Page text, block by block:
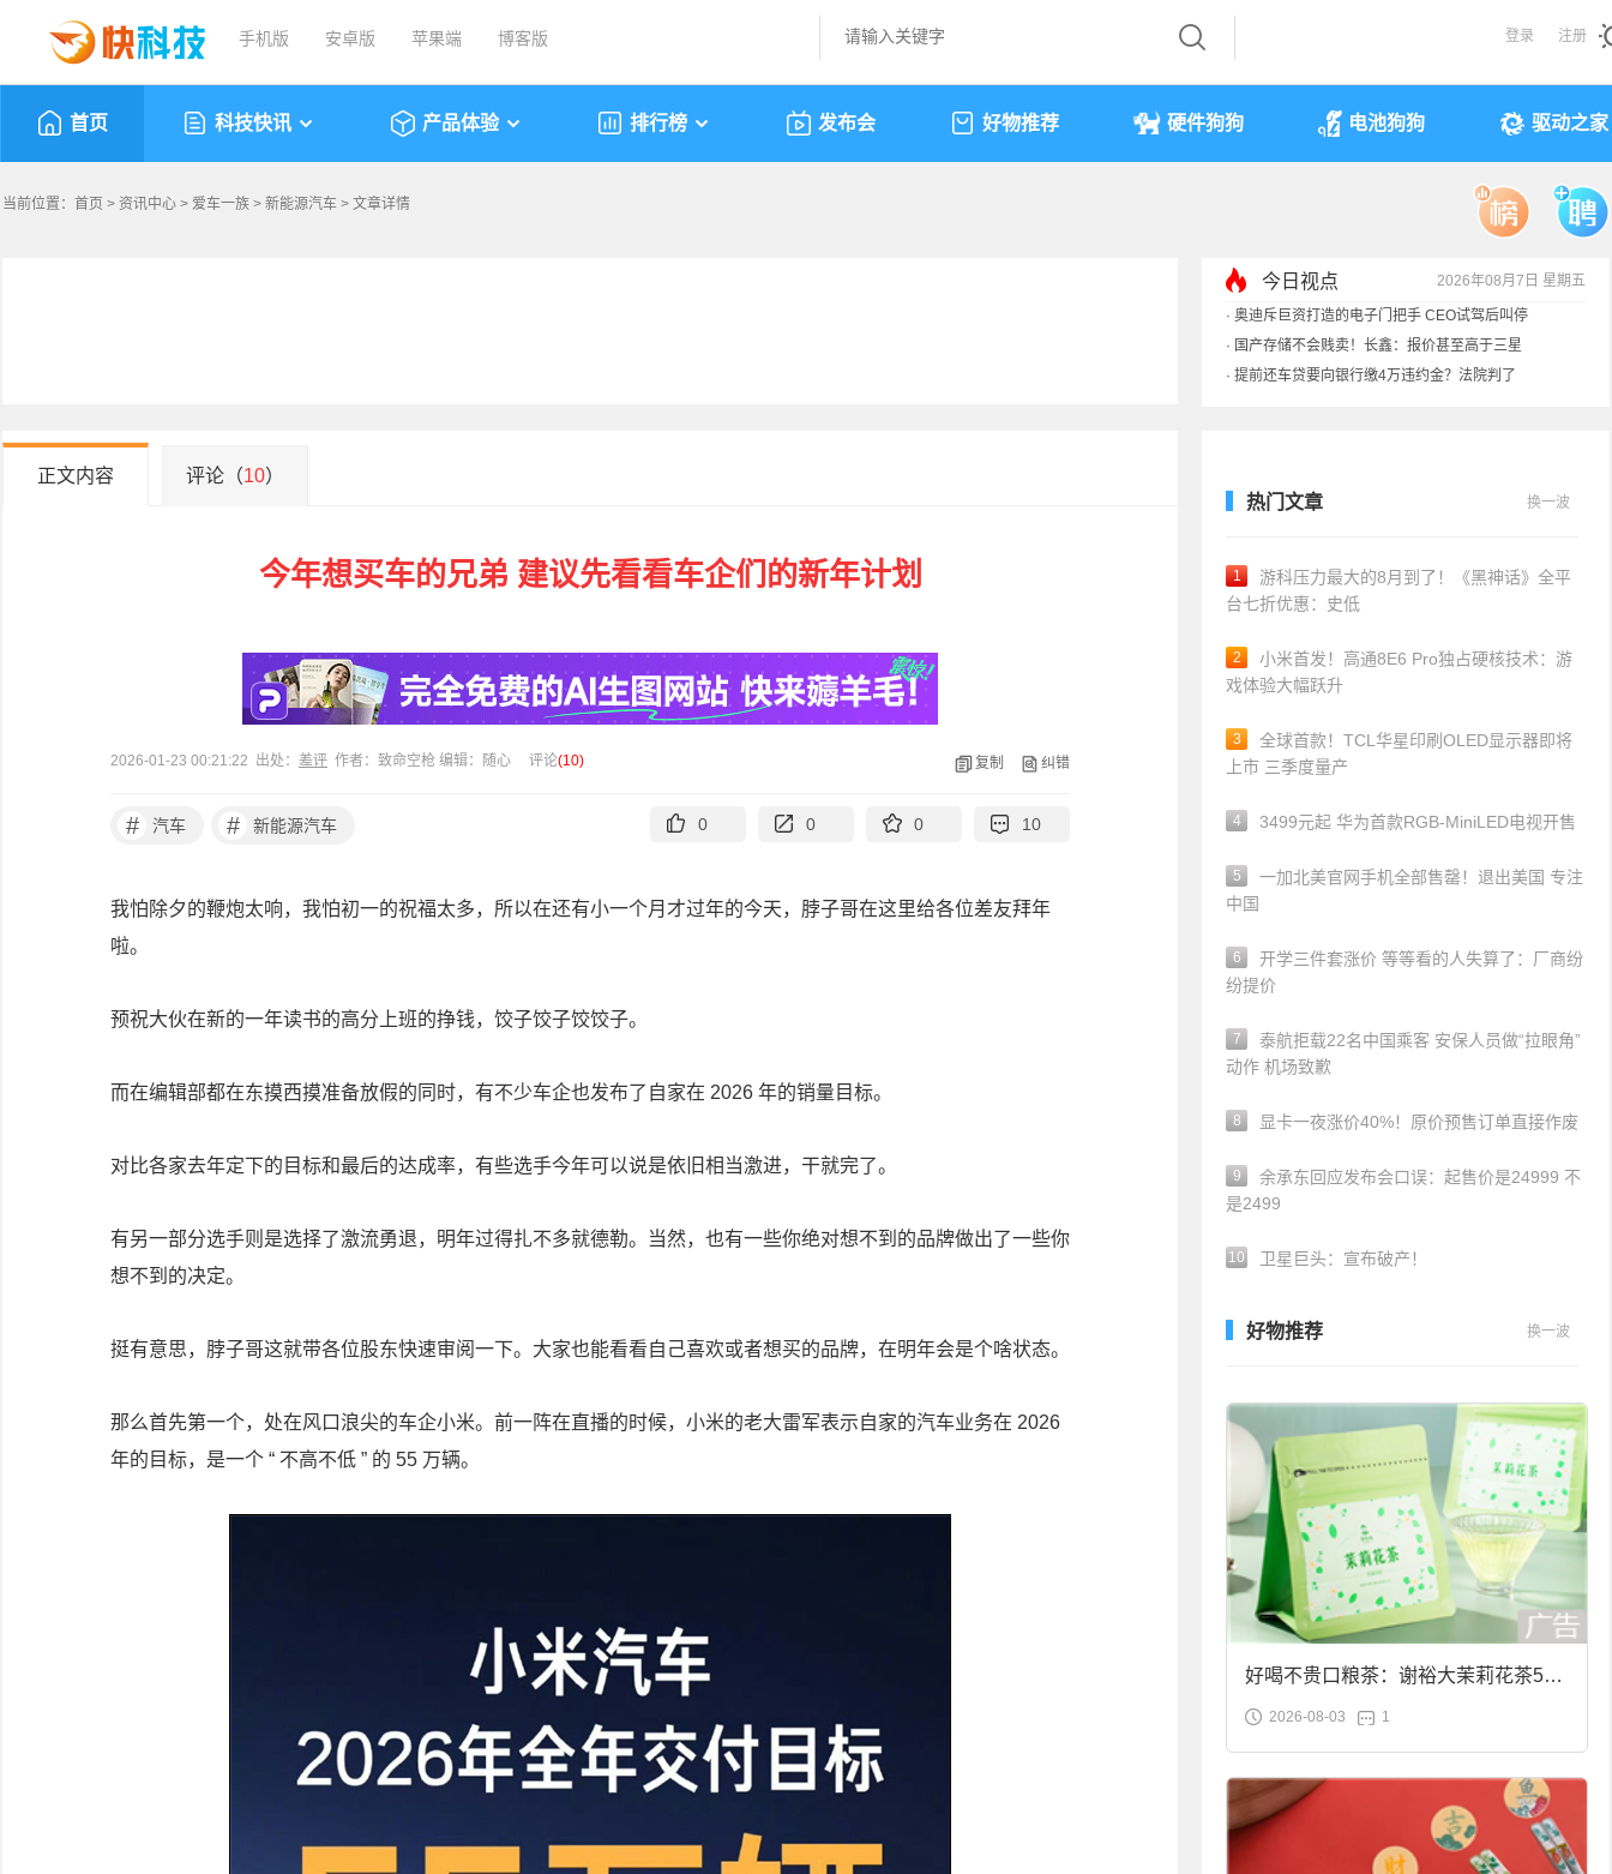
手机版 安卓版 苹果端 博客版 登录 注册
首页 科技快讯 产品体验 排行榜 发布会 好物推荐 硬件狗狗 电池狗狗 驱动之家
当前位置： 首页 > 资讯中心 > 爱车一族 > 新能源汽车 > 文章详情
今日视点 2026年08月7日 星期五
· 余承东回应发布会口误：起售价不是2499
· 奥迪斥巨资打造的电子门把手 CEO试驾后叫停
· 国产存储不会贱卖！长鑫：报价甚至高于三星
正文内容 评论（10）
今年想买车的兄弟 建议先看看车企们的新年计划
2026-01-23 00:21:22 出处： 差评 作者：致命空枪 编辑：随心 评论(10) 复制 纠错
# 汽车 # 新能源汽车 0 0 0 10
我怕除夕的鞭炮太响，我怕初一的祝福太多，所以在还有小一个月才过年的今天，脖子哥在这里给各位差友拜年
啦。
预祝大伙在新的一年读书的高分上班的挣钱，饺子饺子饺饺子。
而在编辑部都在东摸西摸准备放假的同时，有不少车企也发布了自家在 2026 年的销量目标。
对比各家去年定下的目标和最后的达成率，有些选手今年可以说是依旧相当激进，干就完了。
有另一部分选手则是选择了激流勇退，明年过得扎不多就德勒。当然，也有一些你绝对想不到的品牌做出了一些你
想不到的决定。
挺有意思，脖子哥这就带各位股东快速审阅一下。大家也能看看自己喜欢或者想买的品牌，在明年会是个啥状态。
那么首先第一个，处在风口浪尖的车企小米。前一阵在直播的时候，小米的老大雷军表示自家的汽车业务在 2026
年的目标，是一个 “ 不高不低 ” 的 55 万辆。
热门文章 换一波
1
游科压力最大的8月到了！《黑神话》全平
台七折优惠：史低
2
小米首发！高通8E6 Pro独占硬核技术：游
戏体验大幅跃升
3
全球首款！TCL华星印刷OLED显示器即将
上市 三季度量产
4 3499元起 华为首款RGB-MiniLED电视开售
5
一加北美官网手机全部售罄！退出美国 专注
中国
6
开学三件套涨价 等等看的人失算了：厂商纷
纷提价
7
泰航拒载22名中国乘客 安保人员做“拉眼角”
动作 机场致歉
8 显卡一夜涨价40%！原价预售订单直接作废
9
余承东回应发布会口误：起售价是24999 不
是2499
10 卫星巨头：宣布破产！
好物推荐 换一波
好喝不贵口粮茶：谢裕大茉莉花茶50g
袋装9.9元到手
2026-08-03 1